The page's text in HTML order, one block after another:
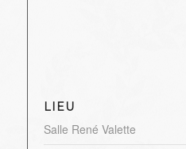
LIEU
Salle René Valette